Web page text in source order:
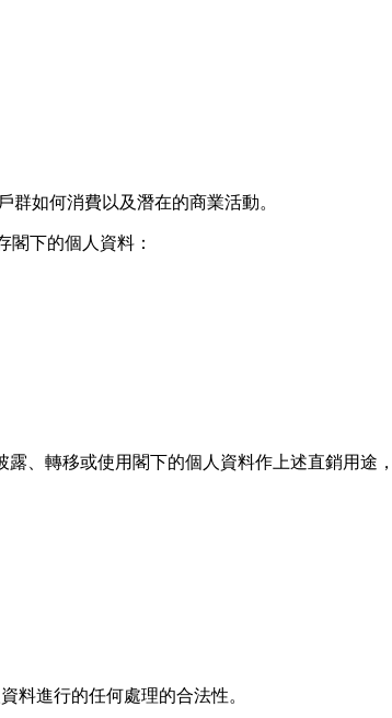
如何消費以及潛在的商業活動。
下的個⼈資料：
、轉移或使⽤閣下的個⼈資料作上述直銷⽤途
料進行的任何處理的合法性。